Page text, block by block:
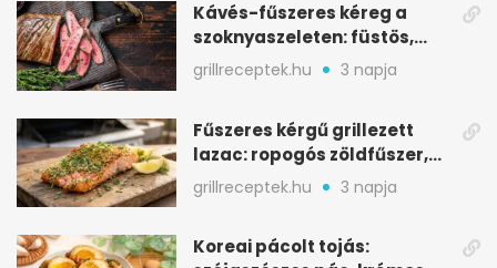
Kávés-fűszeres kéreg a
szoknyaszeleten: füstös,
csokoládés mélység
grillreceptek.hu 3 napja
Fűszeres kérgű grillezett
lazac: ropogós zöldfűszer,
szaftos belső
grillreceptek.hu 3 napja
Koreai pácolt tojás: